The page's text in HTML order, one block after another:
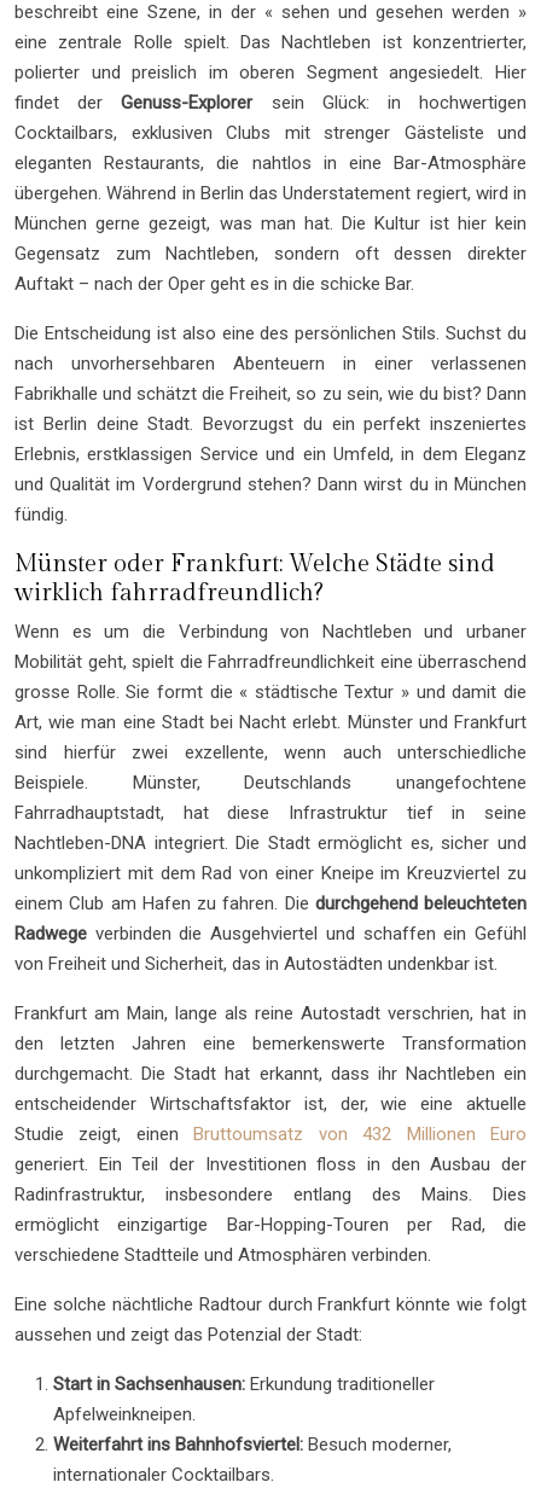
beschreibt eine Szene, in der « sehen und gesehen werden »
eine zentrale Rolle spielt. Das Nachtleben ist konzentrierter,
polierter und preislich im oberen Segment angesiedelt. Hier
findet derGenuss-Explorersein Glück: in hochwertigen
Cocktailbars, exklusiven Clubs mit strenger Gästeliste und
eleganten Restaurants, die nahtlos in eine Bar-Atmosphäre
übergehen. Während in Berlin das Understatement regiert, wird in
München gerne gezeigt, was man hat. Die Kultur ist hier kein
Gegensatz zum Nachtleben, sondern oft dessen direkter
Auftakt – nach der Oper geht es in die schicke Bar.
Die Entscheidung ist also eine des persönlichen Stils. Suchst du
nach unvorhersehbaren Abenteuern in einer verlassenen
Fabrikhalle und schätzt die Freiheit, so zu sein, wie du bist? Dann
ist Berlin deine Stadt. Bevorzugst du ein perfekt inszeniertes
Erlebnis, erstklassigen Service und ein Umfeld, in dem Eleganz
und Qualität im Vordergrund stehen? Dann wirst du in München
fündig.
Münster oder Frankfurt: Welche Städte sind
wirklich fahrradfreundlich?
Wenn es um die Verbindung von Nachtleben und urbaner
Mobilität geht, spielt die Fahrradfreundlichkeit eine überraschend
grosse Rolle. Sie formt die « städtische Textur » und damit die
Art, wie man eine Stadt bei Nacht erlebt. Münster und Frankfurt
sind hierfür zwei exzellente, wenn auch unterschiedliche
Beispiele. Münster, Deutschlands unangefochtene
Fahrradhauptstadt, hat diese Infrastruktur tief in seine
Nachtleben-DNA integriert. Die Stadt ermöglicht es, sicher und
unkompliziert mit dem Rad von einer Kneipe im Kreuzviertel zu
einem Club am Hafen zu fahren. Die durchgehend beleuchteten
Radwege verbinden die Ausgehviertel und schaffen ein Gefühl
von Freiheit und Sicherheit, das in Autostädten undenkbar ist.
Frankfurt am Main, lange als reine Autostadt verschrien, hat in
den letzten Jahren eine bemerkenswerte Transformation
durchgemacht. Die Stadt hat erkannt, dass ihr Nachtleben ein
entscheidender Wirtschaftsfaktor ist, der, wie eine aktuelle
Studie zeigt, einenBruttoumsatz von 432 Millionen Euro
generiert. Ein Teil der Investitionen floss in den Ausbau der
Radinfrastruktur, insbesondere entlang des Mains. Dies
ermöglicht einzigartige Bar-Hopping-Touren per Rad, die
verschiedene Stadtteile und Atmosphären verbinden.
Eine solche nächtliche Radtour durch Frankfurt könnte wie folgt
aussehen und zeigt das Potenzial der Stadt:
Start in Sachsenhausen: Erkundung traditioneller
Apfelweinkneipen.
Weiterfahrt ins Bahnhofsviertel: Besuch moderner,
internationaler Cocktailbars.